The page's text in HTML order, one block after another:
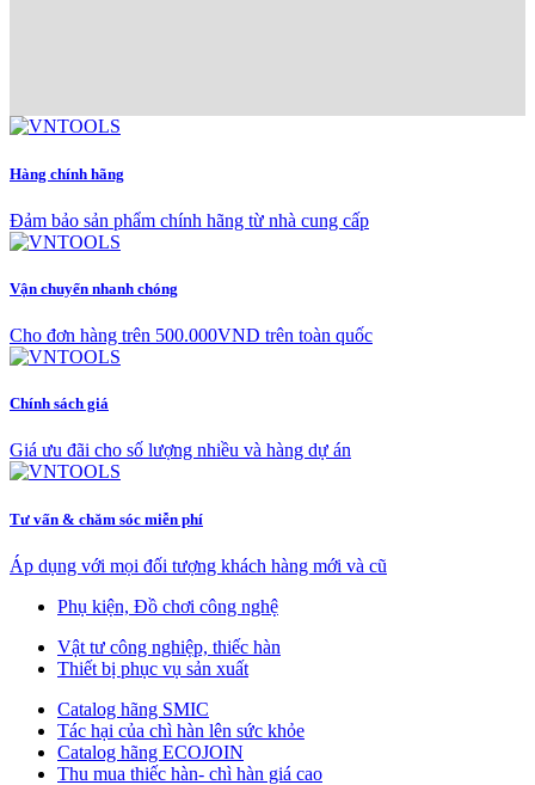
Hàng chính hãng
Đảm bảo sản phẩm chính hãng từ nhà cung cấp
Vận chuyển nhanh chóng
Cho đơn hàng trên 500.000VND trên toàn quốc
Chính sách giá
Giá ưu đãi cho số lượng nhiều và hàng dự án
Tư vấn & chăm sóc miễn phí
Áp dụng với mọi đối tượng khách hàng mới và cũ
Phụ kiện, Đồ chơi công nghệ
Vật tư công nghiệp, thiếc hàn
Thiết bị phục vụ sản xuất
Catalog hãng SMIC
Tác hại của chì hàn lên sức khỏe
Catalog hãng ECOJOIN
Thu mua thiếc hàn- chì hàn giá cao